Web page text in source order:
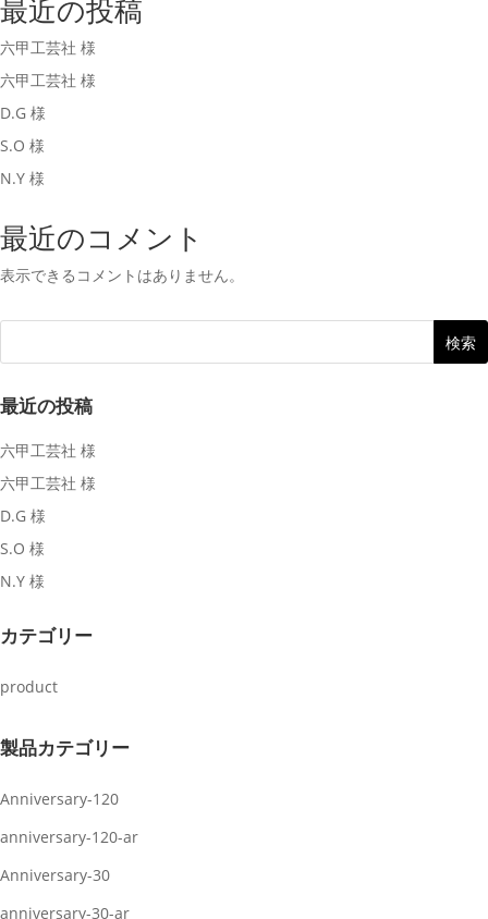
最近の投稿
六甲工芸社 様
六甲工芸社 様
D.G 様
S.O 様
N.Y 様
最近のコメント
表示できるコメントはありません。
最近の投稿
六甲工芸社 様
六甲工芸社 様
D.G 様
S.O 様
N.Y 様
カテゴリー
product
製品カテゴリー
Anniversary-120
anniversary-120-ar
Anniversary-30
anniversary-30-ar